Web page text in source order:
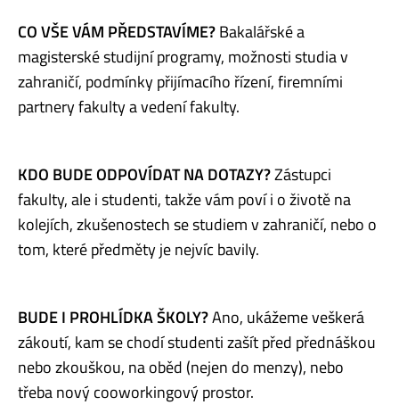
CO VŠE VÁM PŘEDSTAVÍME?Bakalářské a
magisterské studijní programy, možnosti studia v
zahraničí, podmínky přijímacího řízení, firemními
partnery fakulty a vedení fakulty.
KDO BUDE ODPOVÍDAT NA DOTAZY?Zástupci
fakulty, ale i studenti, takže vám poví i o životě na
kolejích, zkušenostech se studiem v zahraničí, nebo o
tom, které předměty je nejvíc bavily.
BUDE I PROHLÍDKA ŠKOLY?Ano, ukážeme veškerá
zákoutí, kam se chodí studenti zašít před přednáškou
nebo zkouškou, na oběd (nejen do menzy), nebo
třeba nový cooworkingový prostor.